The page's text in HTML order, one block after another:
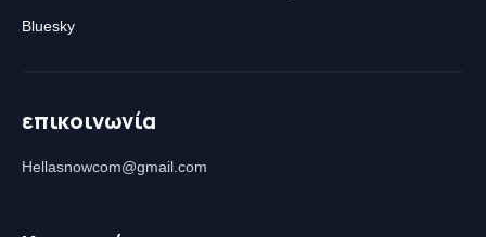
Bluesky
επικοινωνία
Hellasnowcom@gmail.com